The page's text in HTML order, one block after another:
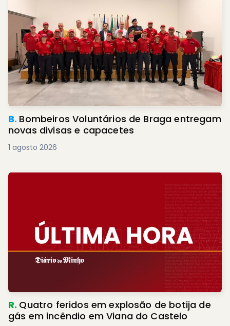
B. Bombeiros Voluntários de Braga entregam
novas divisas e capacetes
1 agosto 2026
R. Quatro feridos em explosão de botija de
gás em incêndio em Viana do Castelo